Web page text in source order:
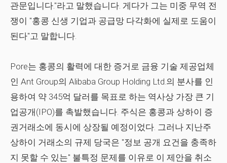
관문입니다."라고 말했습니다. 게다가 그는 미중 무역 전
쟁이 "홍콩 신생 기업과 공급망 다각화에 실제로 도움이
된다"고 말합니다.
Pore는 홍콩의 활력에 대한 증거로 금융 기술 제공업체
인 Ant Group의 Alibaba Group Holding Ltd.의 분사를 인
용하여 약 345억 달러를 목표로 하는 역사상 가장 큰 기
업공개(IPO)를 촉발했습니다. 주식은 홍콩과 상하이 증
권거래소에 동시에 상장될 예정이었다. 그러나 지난주
상하이 거래소의 규제 당국은 "정보 공개 요건을 충족하
지 못할 수 있는" 불특정 문제를 이유로 이 제안을 취소